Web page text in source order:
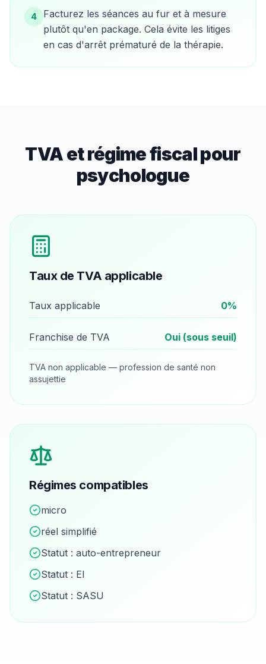
4
Facturez les séances au fur et à mesure
plutôt qu'en package. Cela évite les litiges
en cas d'arrêt prématuré de la thérapie.
TVA et régime fiscal pour
psychologue
Taux de TVA applicable
Taux applicable 0%
Franchise de TVA Oui (sous seuil)
TVA non applicable — profession de santé non
assujettie
Régimes compatibles
micro
réel simplifié
Statut : auto-entrepreneur
Statut : EI
Statut : SASU